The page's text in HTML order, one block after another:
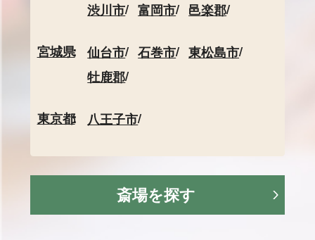
渋川市
富岡市 邑楽郡
宮城県 仙台市 石巻市
東松島市
牡鹿郡
東京都 八王子市
斎場を探す